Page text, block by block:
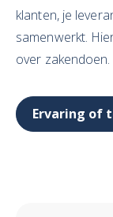
klanten, je
samenwerkt.
over zakendoen.
Ervaring of